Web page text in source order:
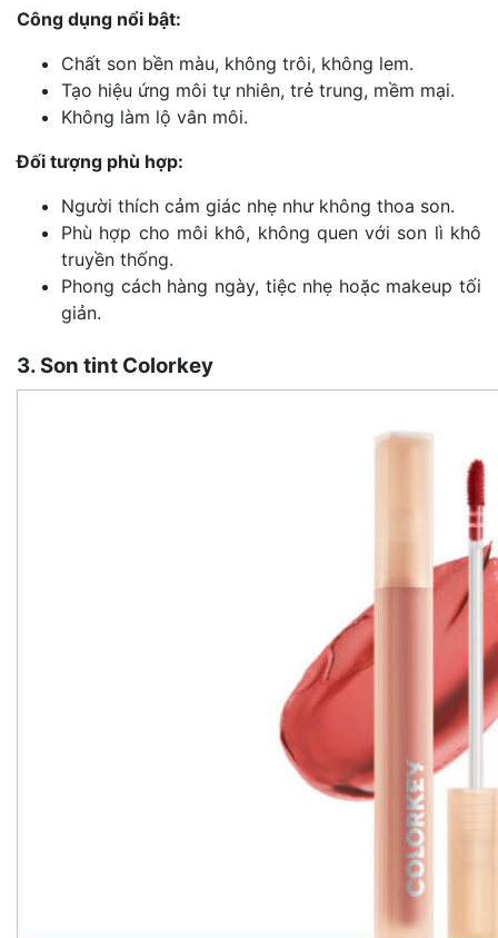
Công dụng nổi bật:
Chất son bền màu, không trôi, không lem.
Tạo hiệu ứng môi tự nhiên, trẻ trung, mềm mại.
Không làm lộ vân môi.
Đối tượng phù hợp:
Người thích cảm giác nhẹ như không thoa son.
Phù hợp cho môi khô, không quen với son lì khô
truyền thống.
Phong cách hàng ngày, tiệc nhẹ hoặc makeup tối
giản.
3. Son tint Colorkey